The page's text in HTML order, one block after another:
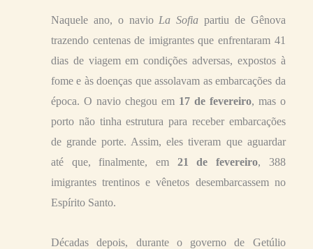
Naquele ano, o navio La Sofia partiu de Gênova
trazendo centenas de imigrantes que enfrentaram 41
dias de viagem em condições adversas, expostos à
fome e às doenças que assolavam as embarcações da
época. O navio chegou em 17 de fevereiro, mas o
porto não tinha estrutura para receber embarcações
de grande porte. Assim, eles tiveram que aguardar
até que, finalmente, em 21 de fevereiro, 388
imigrantes trentinos e vênetos desembarcassem no
Espírito Santo.
Décadas depois, durante o governo de Getúlio